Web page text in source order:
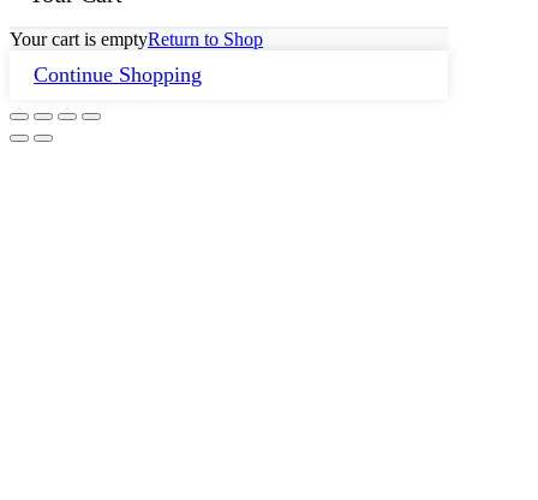
Your cart is emptyReturn to Shop
Continue Shopping